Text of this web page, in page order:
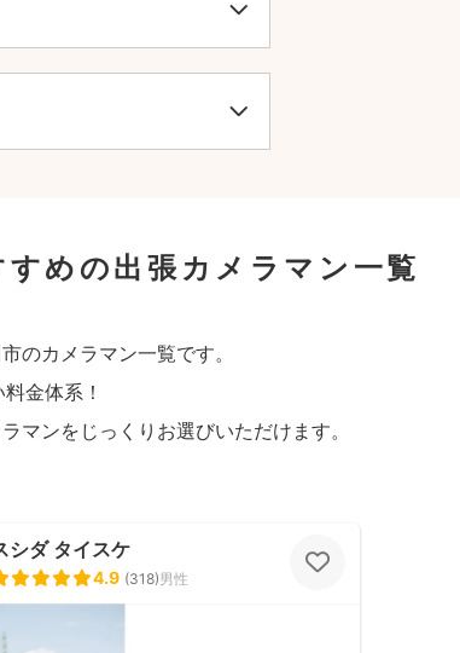
めの出張カメラマン一覧
のカメラマン一覧です。
金体系！
マンをじっくりお選びいただけます。
シダ タイスケ
4.9 (318)男性